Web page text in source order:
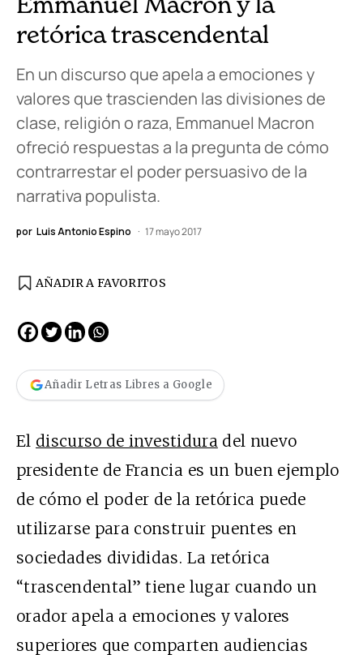
retórica trascendental
En un discurso que apela a emociones y
valores que trascienden las divisiones de
clase, religión o raza, Emmanuel Macron
ofreció respuestas a la pregunta de cómo
contrarrestar el poder persuasivo de la
narrativa populista.
por Luis Antonio Espino 17 mayo 2017
AÑADIR A FAVORITOS
Añadir Letras Libres a Google
El discurso de investidura del nuevo
presidente de Francia es un buen ejemplo
de cómo el poder de la retórica puede
utilizarse para construir puentes en
sociedades divididas. La retórica
“trascendental” tiene lugar cuando un
orador apela a emociones y valores
superiores que comparten audiencias